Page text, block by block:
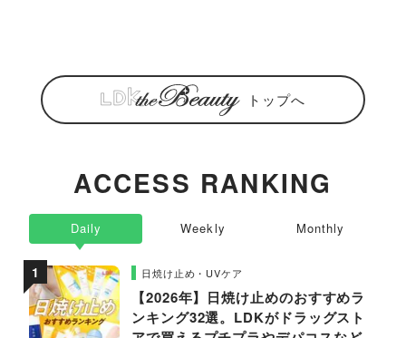
トップへ
ACCESS RANKING
Daily
日焼け止め・UVケア
【2026年】日焼け止めのおすすめラ
ンキング32選。LDKがドラッグスト
Weekly Monthly